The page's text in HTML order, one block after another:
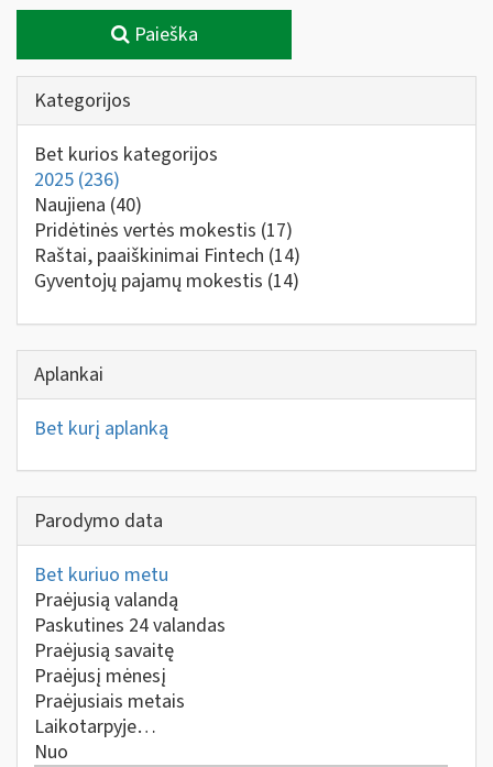
Paieška
Kategorijos
Bet kurios kategorijos
2025 (236)
Naujiena (40)
Pridėtinės vertės mokestis (17)
Raštai, paaiškinimai Fintech (14)
Gyventojų pajamų mokestis (14)
Aplankai
Bet kurį aplanką
Parodymo data
Bet kuriuo metu
Praėjusią valandą
Paskutines 24 valandas
Praėjusią savaitę
Praėjusį mėnesį
Praėjusiais metais
Laikotarpyje…
Nuo